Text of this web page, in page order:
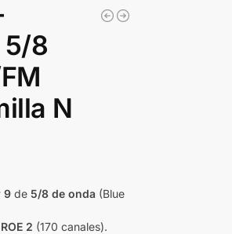
5/8
N
9 de5/8 de onda (Blue
2 (170 canales).